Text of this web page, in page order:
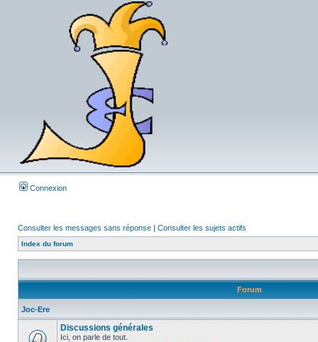
Connexion
Consulter les messages sans réponse | Consulter les sujets actifs
Index du forum
Forum
Joc-Ere
Discussions générales
Ici, on parle de tout.